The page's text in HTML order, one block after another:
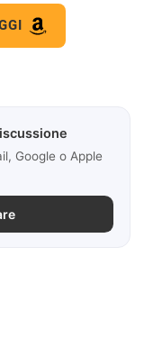
Google o Apple